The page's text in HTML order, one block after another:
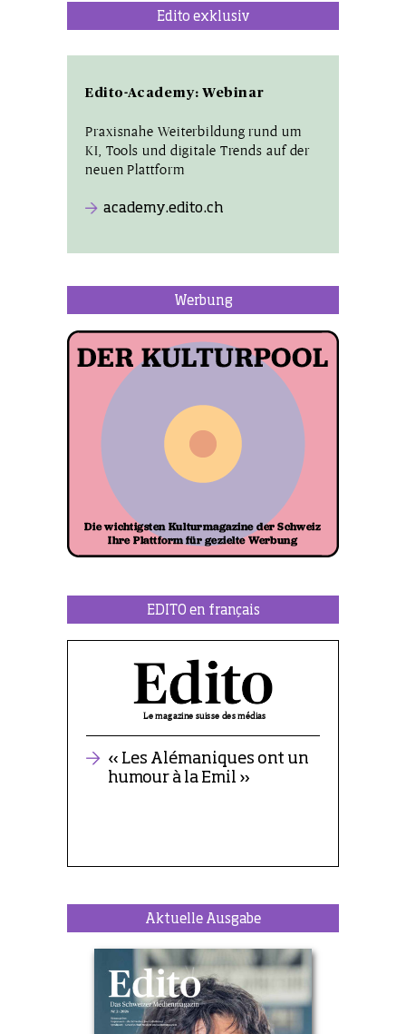
Edito exklusiv
Edito-Academy: Webinar
Praxisnahe Weiterbildung rund um
KI, Tools und digitale Trends auf der
neuen Plattform
academy.edito.ch
Werbung
EDITO en français
Aktuelle Ausgabe